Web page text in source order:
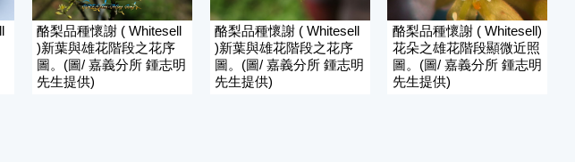
酪梨品種懷謝 ( Whitesell
)新葉與雄花階段之花序
圖。(圖/ 嘉義分所 鍾志明
先生提供)
酪梨品種懷謝 ( Whitesell
)新葉與雄花階段之花序
圖。(圖/ 嘉義分所 鍾志明
先生提供)
酪梨品種懷謝 ( Whitesell)
花朵之雄花階段顯微近照
圖。(圖/ 嘉義分所 鍾志明
先生提供)